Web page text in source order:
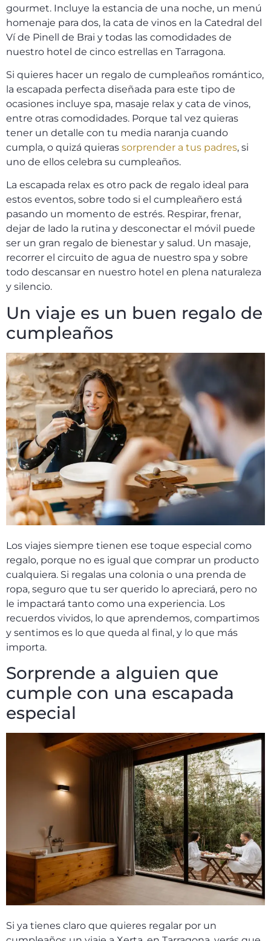
gourmet. Incluye la estancia de una noche, un menú
homenaje para dos, la cata de vinos en la Catedral del
Ví de Pinell de Brai y todas las comodidades de
nuestro hotel de cinco estrellas en Tarragona.
Si quieres hacer un regalo de cumpleaños romántico,
la escapada perfecta diseñada para este tipo de
ocasiones incluye spa, masaje relax y cata de vinos,
entre otras comodidades. Porque tal vez quieras
tener un detalle con tu media naranja cuando
cumpla, o quizá quieras sorprender a tus padres, si
uno de ellos celebra su cumpleaños.
La escapada relax es otro pack de regalo ideal para
estos eventos, sobre todo si el cumpleañero está
pasando un momento de estrés. Respirar, frenar,
dejar de lado la rutina y desconectar el móvil puede
ser un gran regalo de bienestar y salud. Un masaje,
recorrer el circuito de agua de nuestro spa y sobre
todo descansar en nuestro hotel en plena naturaleza
y silencio.
Un viaje es un buen regalo de
cumpleaños
Los viajes siempre tienen ese toque especial como
regalo, porque no es igual que comprar un producto
cualquiera. Si regalas una colonia o una prenda de
ropa, seguro que tu ser querido lo apreciará, pero no
le impactará tanto como una experiencia. Los
recuerdos vividos, lo que aprendemos, compartimos
y sentimos es lo que queda al final, y lo que más
importa.
Sorprende a alguien que
cumple con una escapada
especial
Si ya tienes claro que quieres regalar por un